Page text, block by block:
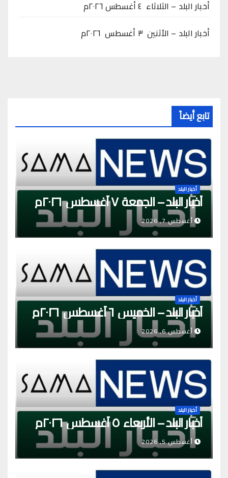
أخبار البلد – الثلاثاء ٤ أغسطس ٢٠٢٦م
أخبار البلد – الأثنين ٣ أغسطس ٢٠٢٦م
تابع أيضاً
أخبار البلد
أخبار البلد – الجمعة ٧ أغسطس ٢٠٢٦م
أغسطس 7, 2026
أخبار البلد
أخبار البلد – الخميس ٦ أغسطس ٢٠٢٦م
أغسطس 6, 2026
أخبار البلد
أخبار البلد – الأربعاء ٥ أغسطس ٢٠٢٦م
أغسطس 5, 2026